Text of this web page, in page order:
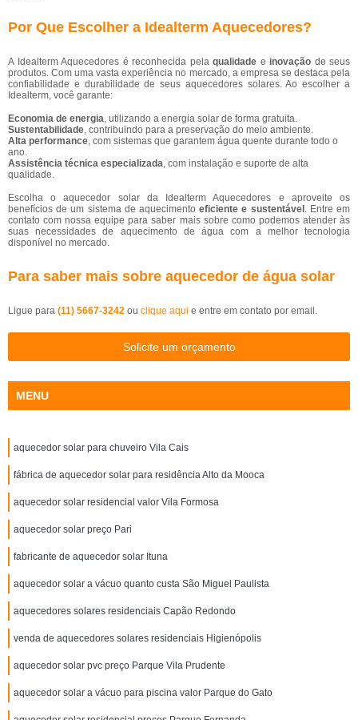
Por Que Escolher a Idealterm Aquecedores?
A Idealterm Aquecedores é reconhecida pela qualidade e inovação de seus
produtos. Com uma vasta experiência no mercado, a empresa se destaca pela
confiabilidade e durabilidade de seus aquecedores solares. Ao escolher a
Idealterm, você garante:
Economia de energia, utilizando a energia solar de forma gratuita.
Sustentabilidade, contribuindo para a preservação do meio ambiente.
Alta performance, com sistemas que garantem água quente durante todo o
ano.
Assistência técnica especializada, com instalação e suporte de alta
qualidade.
Escolha o aquecedor solar da Idealterm Aquecedores e aproveite os
benefícios de um sistema de aquecimentoeficiente e sustentável . Entre em
contato com nossa equipe para saber mais sobre como podemos atender às
suas necessidades de aquecimento de água com a melhor tecnologia
disponível no mercado.
Para saber mais sobre aquecedor de água solar
Ligue para (11) 5667-3242 ou clique aqui e entre em contato por email.
Solicite um orçamento
MENU
aquecedor solar para chuveiro Vila Cais
fábrica de aquecedor solar para residência Alto da Mooca
aquecedor solar residencial valor Vila Formosa
aquecedor solar preço Pari
fabricante de aquecedor solar Ituna
aquecedor solar a vácuo quanto custa São Miguel Paulista
aquecedores solares residenciais Capão Redondo
venda de aquecedores solares residenciais Higienópolis
aquecedor solar pvc preço Parque Vila Prudente
aquecedor solar a vácuo para piscina valor Parque do Gato